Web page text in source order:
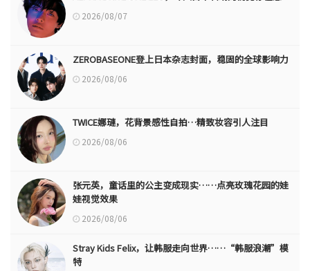
2026/08/07
ZEROBASEONE登上日本杂志封面，稳固的全球影响力
2026/08/06
TWICE娜璉，花背景感性自拍…精致妆容引人注目
2026/08/06
张元英，童话里的公主变成现实……点亮玫瑰花园的娃
娃视觉效果
2026/08/06
Stray Kids Felix，让韩服走向世界……“韩服浪潮”模
特